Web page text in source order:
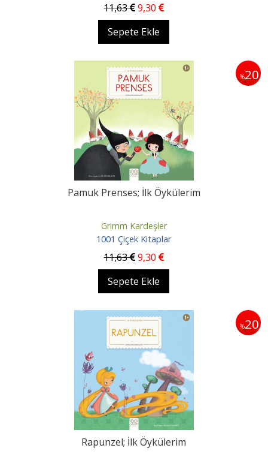
11,63 9,30
Sepete Ekle
%20
Pamuk Prenses; İlk Öykülerim
Grimm Kardeşler
1001 Çiçek Kitaplar
11,63 9,30
Sepete Ekle
%20
Rapunzel; İlk Öykülerim